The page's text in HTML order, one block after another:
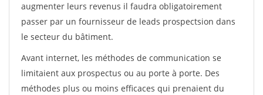
augmenter leurs revenus il faudra obligatoirement
passer par un fournisseur de leads prospectsion dans
le secteur du bâtiment.
Avant internet, les méthodes de communication se
limitaient aux prospectus ou au porte à porte. Des
méthodes plus ou moins efficaces qui prenaient du